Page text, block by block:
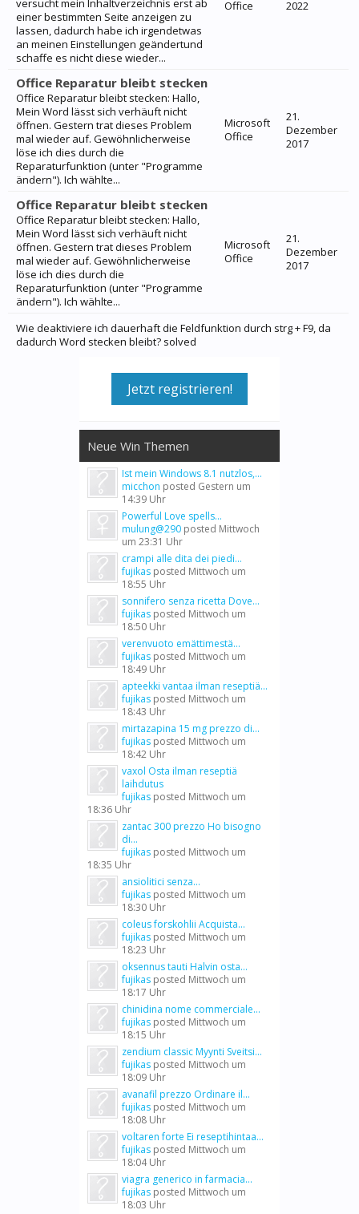
versucht mein Inhaltverzeichnis erst ab
einer bestimmten Seite anzeigen zu
lassen, dadurch habe ich irgendetwas
an meinen Einstellungen geändertund
schaffe es nicht diese wieder...
Office 2022
Office Reparatur bleibt stecken
Office Reparatur bleibt stecken: Hallo,
Mein Word lässt sich verhäuft nicht
öffnen. Gestern trat dieses Problem
mal wieder auf. Gewöhnlicherweise
löse ich dies durch die
Reparaturfunktion (unter "Programme
ändern"). Ich wählte...
Microsoft
Office
21.
Dezember
2017
Office Reparatur bleibt stecken
Office Reparatur bleibt stecken: Hallo,
Mein Word lässt sich verhäuft nicht
öffnen. Gestern trat dieses Problem
mal wieder auf. Gewöhnlicherweise
löse ich dies durch die
Reparaturfunktion (unter "Programme
ändern"). Ich wählte...
Microsoft
Office
21.
Dezember
2017
Wie deaktiviere ich dauerhaft die Feldfunktion durch strg + F9, da
dadurch Word stecken bleibt? solved
Jetzt registrieren!
Neue Win Themen
Ist mein Windows 8.1 nutzlos,...
micchon posted Gestern um
14:39 Uhr
Powerful Love spells...
mulung@290 posted Mittwoch
um 23:31 Uhr
crampi alle dita dei piedi...
fujikas posted Mittwoch um
18:55 Uhr
sonnifero senza ricetta Dove...
fujikas posted Mittwoch um
18:50 Uhr
verenvuoto emättimestä...
fujikas posted Mittwoch um
18:49 Uhr
apteekki vantaa ilman reseptiä...
fujikas posted Mittwoch um
18:43 Uhr
mirtazapina 15 mg prezzo di...
fujikas posted Mittwoch um
18:42 Uhr
vaxol Osta ilman reseptiä
laihdutus
fujikas posted Mittwoch um
18:36 Uhr
zantac 300 prezzo Ho bisogno
di...
fujikas posted Mittwoch um
18:35 Uhr
ansiolitici senza...
fujikas posted Mittwoch um
18:30 Uhr
coleus forskohlii Acquista...
fujikas posted Mittwoch um
18:23 Uhr
oksennus tauti Halvin osta...
fujikas posted Mittwoch um
18:17 Uhr
chinidina nome commerciale...
fujikas posted Mittwoch um
18:15 Uhr
zendium classic Myynti Sveitsi...
fujikas posted Mittwoch um
18:09 Uhr
avanafil prezzo Ordinare il...
fujikas posted Mittwoch um
18:08 Uhr
voltaren forte Ei reseptihintaa...
fujikas posted Mittwoch um
18:04 Uhr
viagra generico in farmacia...
fujikas posted Mittwoch um
18:03 Uhr